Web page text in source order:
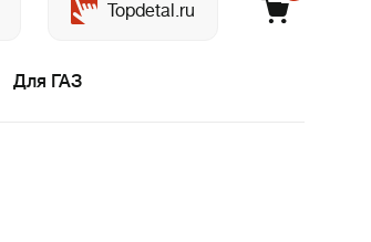
Topdetal.ru
Для ГАЗ